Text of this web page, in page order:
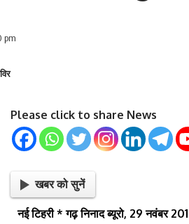
pm
Please click to share News
खबर को सुनें
नई टिहरी * गढ़ निनाद ब्यूरो, 29 नवंबर